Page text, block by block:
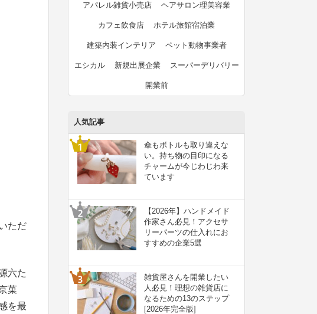
ただ
六た
菓
を最
アパレル雑貨小売店 ヘアサロン理美容業
カフェ飲食店 ホテル旅館宿泊業
建築内装インテリア ペット動物事業者
エシカル 新規出展企業 スーパーデリバリー
開業前
人気記事
傘もボトルも取り違えな
い。持ち物の目印になる
チャームが今じわじわ来
ています
【2026年】ハンドメイド
作家さん必見！アクセサ
リーパーツの仕入れにお
すすめの企業5選
雑貨屋さんを開業したい
人必見！理想の雑貨店に
なるための13のステップ
[2026年完全版]